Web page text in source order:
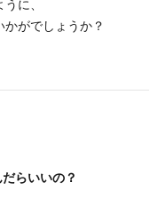
に、
がでしょうか？
らいいの？